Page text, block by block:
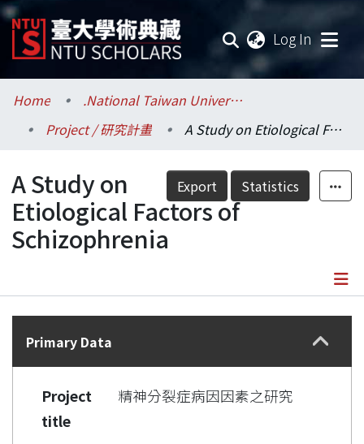
Log In
Communities & Collections
Research Outputs
Fundings & Projects
Researchers
Statistics
Home
.National Taiwan University / 國立臺灣大學
Project / 研究計畫
A Study on Etiological Factors of Schizophrenia
Export Statistics
A Study on
Etiological Factors of
Schizophrenia
Details
Primary Data
Project
title
精神分裂症病因因素之研究